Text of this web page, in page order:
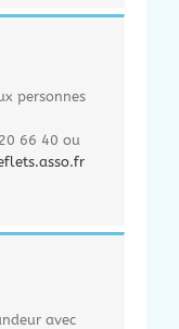
personnes
66 40 ou
avec